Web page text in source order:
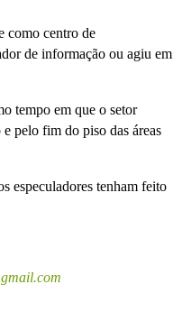
como centro de
de informação ou agiu em
tempo em que o setor
pelo fim do piso das áreas
especuladores tenham feito